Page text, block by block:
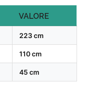
VALORE
223 cm
110 cm
45 cm